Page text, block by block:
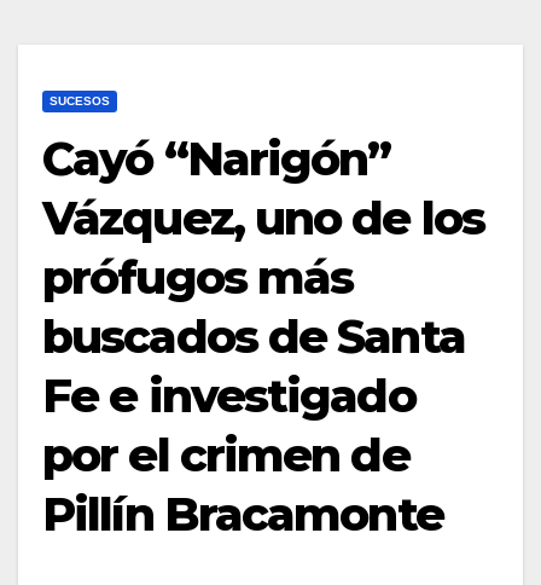
SUCESOS
Cayó “Narigón”
Vázquez, uno de los
prófugos más
buscados de Santa
Fe e investigado
por el crimen de
Pillín Bracamonte